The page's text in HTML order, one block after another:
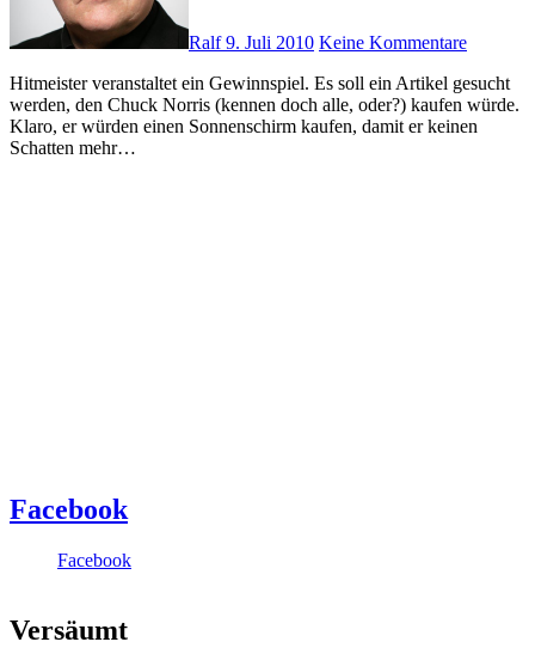
Ralf9. Juli 2010 Keine Kommentare
Hitmeister veranstaltet ein Gewinnspiel. Es soll ein Artikel gesucht
werden, den Chuck Norris (kennen doch alle, oder?) kaufen würde.
Klaro, er würden einen Sonnenschirm kaufen, damit er keinen
Schatten mehr…
Facebook
Facebook
Versäumt